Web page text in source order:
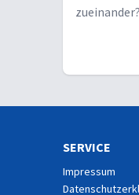
SERVICE
Impressum